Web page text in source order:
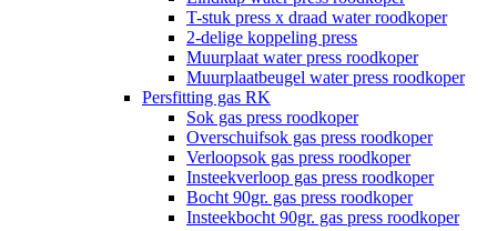
T-stuk press x draad water roodkoper
2-delige koppeling press
Muurplaat water press roodkoper
Muurplaatbeugel water press roodkoper
Persfitting gas RK
Sok gas press roodkoper
Overschuifsok gas press roodkoper
Verloopsok gas press roodkoper
Insteekverloop gas press roodkoper
Bocht 90gr. gas press roodkoper
Insteekbocht 90gr. gas press roodkoper